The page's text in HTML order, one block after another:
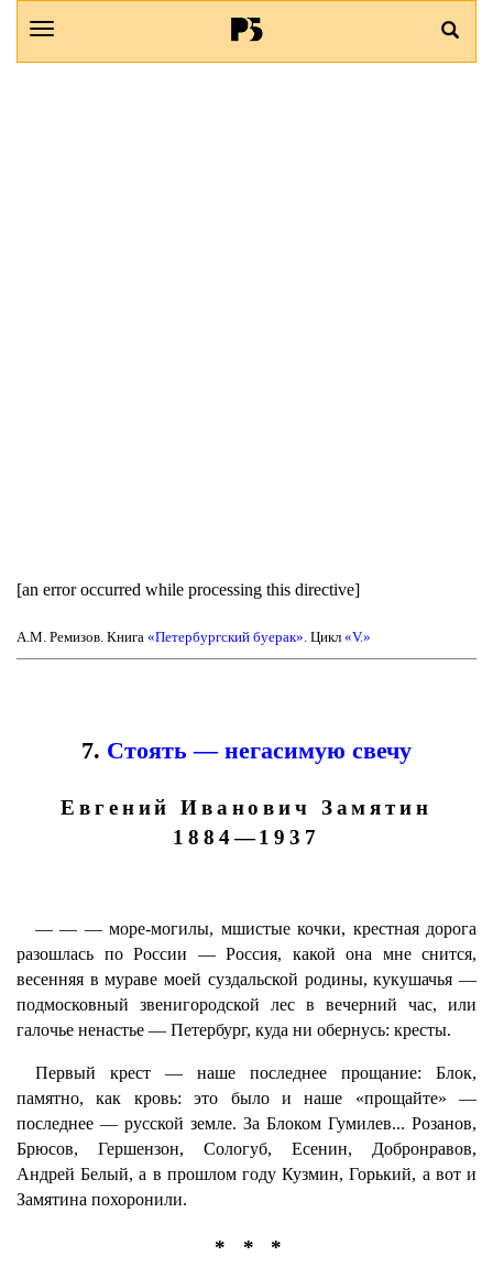
[an error occurred while processing this directive]
А.М. Ремизов. Книга «Петербургский буерак» . Цикл «V.»
7. Стоять — негасимую свечу
Евгений Иванович Замятин
1884—1937
— — — море-могилы, мшистые кочки, крестная дорога
разошлась по России — Россия, какой она мне снится,
весенняя в мураве моей суздальской родины, кукушачья —
подмосковный звенигородской лес в вечерний час, или
галочье ненастье — Петербург, куда ни обернусь: кресты.
Первый крест — наше последнее прощание: Блок,
памятно, как кровь: это было и наше «прощайте» —
последнее — русской земле. За Блоком Гумилев... Розанов,
Брюсов, Гершензон, Сологуб, Есенин, Добронравов,
Андрей Белый, а в прошлом году Кузмин, Горький, а вот и
Замятина похоронили.
* * *